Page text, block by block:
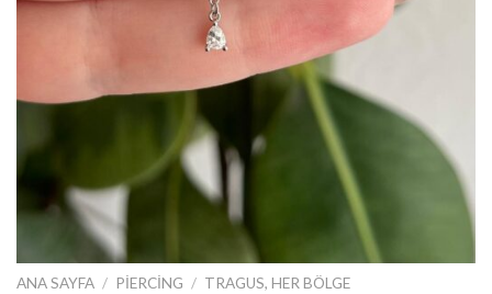
ANA SAYFA / PIERCING / TRAGUS, HER BÖLGE